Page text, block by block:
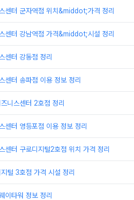
센터 군자역점 위치&middot;가격 정리
센터 강남역점 가격&middot;시설 정리
센터 강동점 정리
센터 송파점 이용 정보 정리
니스센터 2호점 정리
센터 영등포점 이용 정보 정리
센터 구로디지털2호점 위치 가격 정리
털 3호점 가격 시설 정리
이타워 정보 정리